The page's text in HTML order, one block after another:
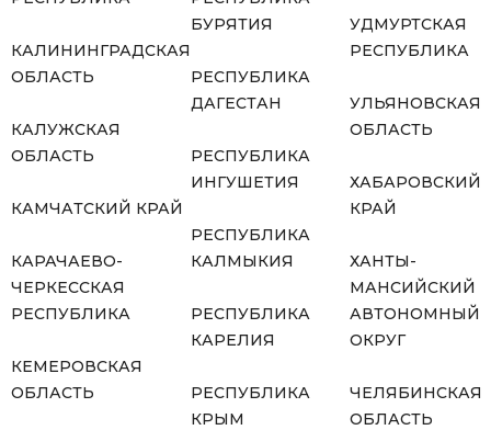
КАЛИНИНГРАДСКАЯ
ОБЛАСТЬ
КАЛУЖСКАЯ
ОБЛАСТЬ
КАМЧАТСКИЙ КРАЙ
КАРАЧАЕВО-
ЧЕРКЕССКАЯ
РЕСПУБЛИКА
КЕМЕРОВСКАЯ
ОБЛАСТЬ
БУРЯТИЯ
РЕСПУБЛИКА
ДАГЕСТАН
РЕСПУБЛИКА
ИНГУШЕТИЯ
РЕСПУБЛИКА
КАЛМЫКИЯ
РЕСПУБЛИКА
КАРЕЛИЯ
РЕСПУБЛИКА
КРЫМ
УДМУРТСКАЯ
РЕСПУБЛИКА
УЛЬЯНОВСКАЯ
ОБЛАСТЬ
ХАБАРОВСКИЙ
КРАЙ
ХАНТЫ-
МАНСИЙСКИЙ
АВТОНОМНЫЙ
ОКРУГ
ЧЕЛЯБИНСКАЯ
ОБЛАСТЬ